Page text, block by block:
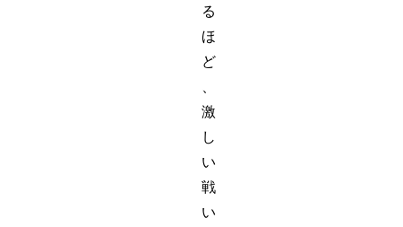
る
ほ
ど
激
し
い
戦
い